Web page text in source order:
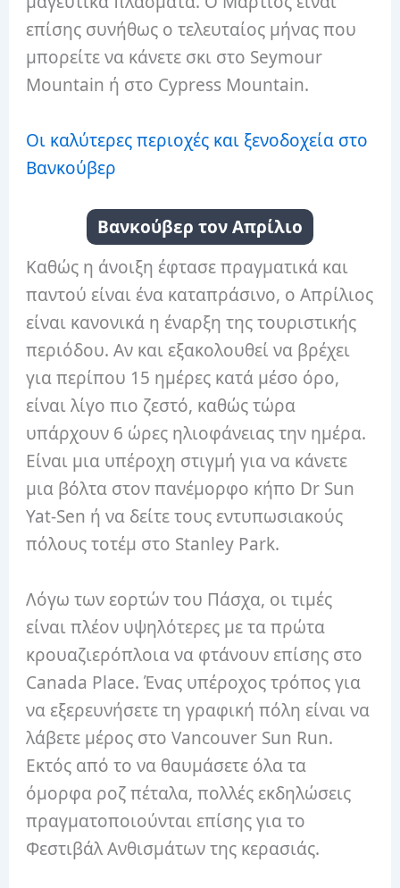
επίσης συνήθως ο τελευταίος μήνας που
μπορείτε να κάνετε σκι στο Seymour
Mountain ή στο Cypress Mountain.
Οι καλύτερες περιοχές και ξενοδοχεία στο
Βανκούβερ
Βανκούβερ τον Απρίλιο
Καθώς η άνοιξη έφτασε πραγματικά και
παντού είναι ένα καταπράσινο, ο Απρίλιος
είναι κανονικά η έναρξη της τουριστικής
περιόδου. Αν και εξακολουθεί να βρέχει
για περίπου 15 ημέρες κατά μέσο όρο,
είναι λίγο πιο ζεστό, καθώς τώρα
υπάρχουν 6 ώρες ηλιοφάνειας την ημέρα.
Είναι μια υπέροχη στιγμή για να κάνετε
μια βόλτα στον πανέμορφο κήπο Dr Sun
Yat-Sen ή να δείτε τους εντυπωσιακούς
πόλους τοτέμ στο Stanley Park.
Λόγω των εορτών του Πάσχα, οι τιμές
είναι πλέον υψηλότερες με τα πρώτα
κρουαζιερόπλοια να φτάνουν επίσης στο
Canada Place. Ένας υπέροχος τρόπος για
να εξερευνήσετε τη γραφική πόλη είναι να
λάβετε μέρος στο Vancouver Sun Run.
Εκτός από το να θαυμάσετε όλα τα
όμορφα ροζ πέταλα, πολλές εκδηλώσεις
πραγματοποιούνται επίσης για το
Φεστιβάλ Ανθισμάτων της κερασιάς.